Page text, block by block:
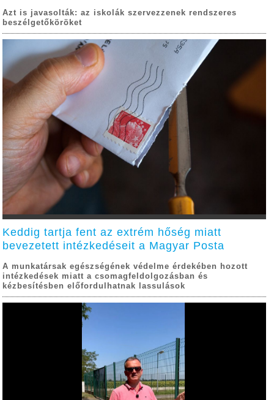
Azt is javasolták: az iskolák szervezzenek rendszeres
beszélgetőköröket
Keddig tartja fent az extrém hőség miatt
bevezetett intézkedéseit a Magyar Posta
A munkatársak egészségének védelme érdekében hozott
intézkedések miatt a csomagfeldolgozásban és
kézbesítésben előfordulhatnak lassulások